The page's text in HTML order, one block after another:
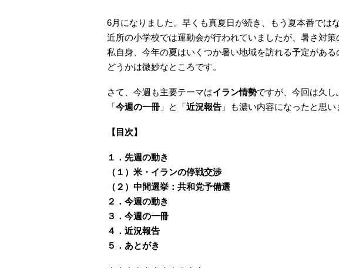
6月になりました。早くも真夏日が続き、もう夏本番では
近所の小学校では運動会が行われていましたが、暑さ対策
私自身、今年の夏はいくつか暑い地域を訪れる予定があ
どうかは微妙なところです。
さて、今週も主要テーマはイラン情勢ですが、今回は久し
「今週の一冊 」と「近況報告 」も濃い内容になったと思
【目次】
１．先週の動き
（１）米・イランの停戦交渉
（２）中間選挙：共和党予備選
２．今週の動き
３．今週の一冊
４．近況報告
５．あとがき